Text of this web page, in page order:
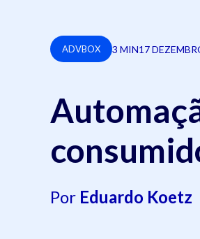
ADVBOX 3 MIN17
Por Eduardo Koetz